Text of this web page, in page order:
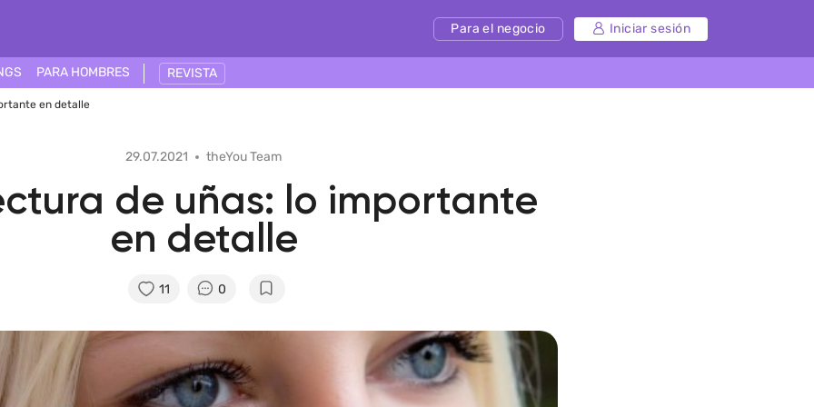
Para el negocio Iniciar sesión
PARA HOMBRES REVISTA
en detalle
29.07.2021 theYou Team
de uñas: lo importante
en detalle
11 0